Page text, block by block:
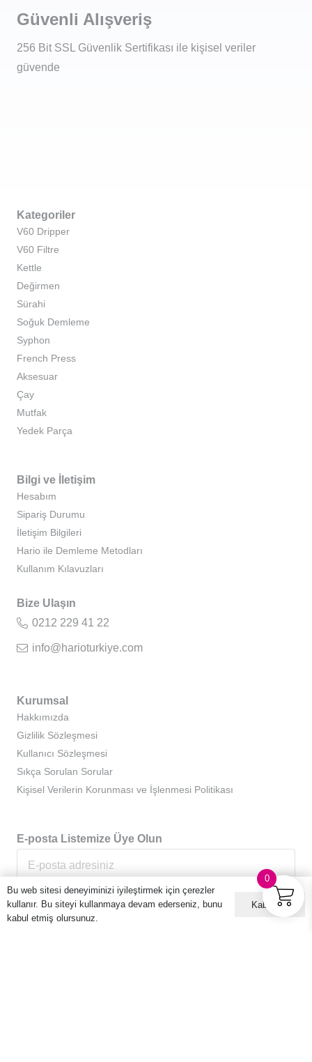
Güvenli Alışveriş
256 Bit SSL Güvenlik Sertifikası ile kişisel veriler
güvende
Kategoriler
V60 Dripper
V60 Filtre
Kettle
Değirmen
Sürahi
Soğuk Demleme
Syphon
French Press
Aksesuar
Çay
Mutfak
Yedek Parça
Bilgi ve İletişim
Hesabım
Sipariş Durumu
İletişim Bilgileri
Hario ile Demleme Metodları
Kullanım Kılavuzları
Bize Ulaşın
0212 229 41 22
info@harioturkiye.com
Kurumsal
Hakkımızda
Gizlilik Sözleşmesi
Kullanıcı Sözleşmesi
Sıkça Sorulan Sorular
Kişisel Verilerin Korunması ve İşlenmesi Politikası
E-posta Listemize Üye Olun
0
Bu web sitesi deneyiminizi iyileştirmek için çerezler
kullanır. Bu siteyi kullanmaya devam ederseniz, bunu
kabul etmiş olursunuz.
Kabul ET